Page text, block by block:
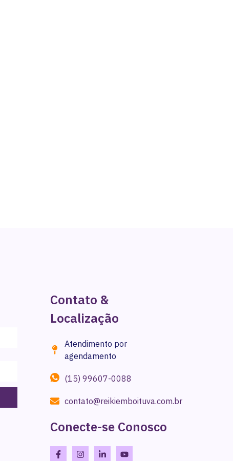
Contato &
Localização
Atendimento por
agendamento
(15) 99607-0088
contato@reikiemboituva.com.br
Conecte-se Conosco